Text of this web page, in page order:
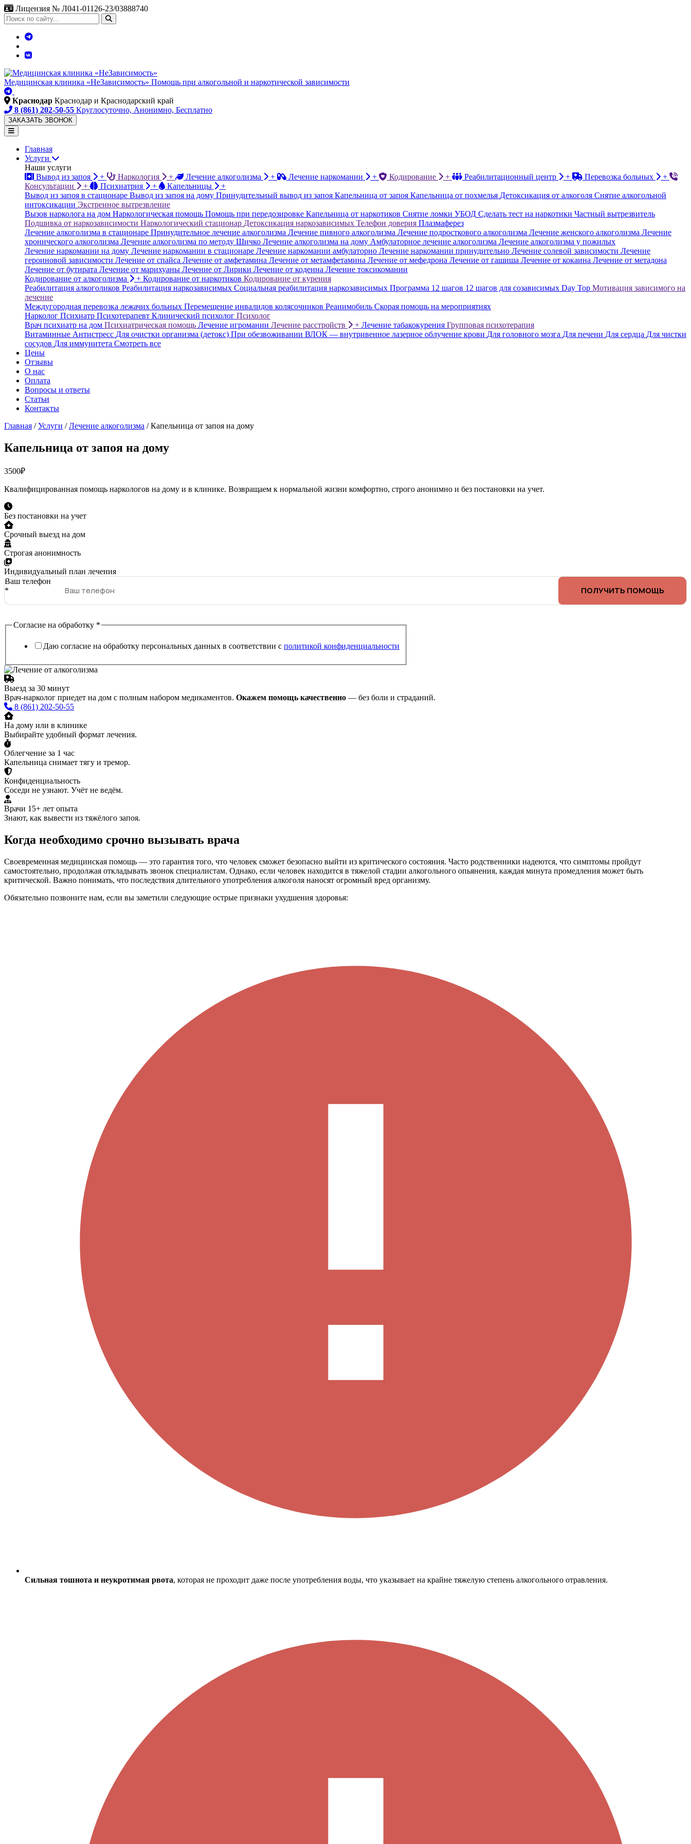
Лицензия № Л041-01126-23/03888740
Поиск
по
сайту
Медицинская клиника «НеЗависимость» Помощь при алкогольной и наркотической зависимости
Краснодар Краснодар и Краснодарский край
8 (861) 202-50-55 Круглосуточно, Анонимно, Бесплатно
ЗАКАЗАТЬ ЗВОНОК
Главная
Услуги
Наши услуги
Вывод из запоя
+ Наркология + Лечение алкоголизма + Лечение наркомании + Кодирование + Реабилитационный центр + Перевозка больных
+
Консультации
+ Психиатрия + Капельницы
+
Вывод из запоя в стационаре Вывод из запоя на дому Принудительный вывод из запоя Капельница от запоя Капельница от похмелья Детоксикация от алкоголя Снятие алкогольной
интоксикации Экстренное вытрезвление
Вызов нарколога на дом Наркологическая помощь Помощь при передозировке Капельница от наркотиков Снятие ломки УБОД Сделать тест на наркотики Частный вытрезвитель
Подшивка от наркозависимости Наркологический стационар Детоксикация наркозависимых Телефон доверия Плазмаферез
Лечение алкоголизма в стационаре Принудительное лечение алкоголизма Лечение пивного алкоголизма Лечение подросткового алкоголизма Лечение женского алкоголизма Лечение
хронического алкоголизма Лечение алкоголизма по методу Шичко Лечение алкоголизма на дому Амбулаторное лечение алкоголизма Лечение алкоголизма у пожилых
Лечение наркомании на дому Лечение наркомании в стационаре Лечение наркомании амбулаторно Лечение наркомании принудительно Лечение солевой зависимости Лечение
героиновой зависимости Лечение от спайса Лечение от амфетамина Лечение от метамфетамина Лечение от мефедрона Лечение от гашиша Лечение от кокаина Лечение от метадона
Лечение от бутирата Лечение от марихуаны Лечение от Лирики Лечение от кодеина Лечение токсикомании
Кодирование от алкоголизма
+ Кодирование от наркотиков Кодирование от курения
Реабилитация алкоголиков Реабилитация наркозависимых Социальная реабилитация наркозависимых Программа 12 шагов 12 шагов для созависимых Day Top Мотивация зависимого на
лечение
Междугородная перевозка лежачих больных Перемещение инвалидов колясочников Реанимобиль Скорая помощь на мероприятиях
Нарколог Психиатр Психотерапевт Клинический психолог Психолог
Врач психиатр на дом Психиатрическая помощь Лечение игромании Лечение расстройств + Лечение табакокурения Групповая психотерапия
Витаминные Антистресс Для очистки организма (детокс) При обезвоживании ВЛОК — внутривенное лазерное облучение крови Для головного мозга Для печени Для сердца Для чистки
сосудов Для иммунитета Смотреть все
Цены
Отзывы
О нас
Оплата
Вопросы и ответы
Статьи
Контакты
Главная /Услуги /Лечение алкоголизма /Капельница от запоя на дому
Капельница от запоя на дому
3500₽
Квалифицированная помощь наркологов на дому и в клинике. Возвращаем к нормальной жизни комфортно, строго анонимно и без постановки на учет.
Без постановки на учет
Срочный выезд на дом
Строгая анонимность
Индивидуальный план лечения
Ваш телефон
*
Согласие на обработку *
Даю согласие на обработку персональных данных в соответствии с политикой конфиденциальности
ПОЛУЧИТЬ ПОМОЩЬ
Выезд за 30 минут
Врач-нарколог приедет на дом с полным набором медикаментов. Окажем помощь качественно — без боли и страданий.
8 (861) 202-50-55
На дому или в клинике
Выбирайте удобный формат лечения.
Облегчение за 1 час
Капельница снимает тягу и тремор.
Конфиденциальность
Соседи не узнают. Учёт не ведём.
Врачи 15+ лет опыта
Знают, как вывести из тяжёлого запоя.
Когда необходимо срочно вызывать врача
Своевременная медицинская помощь — это гарантия того, что человек сможет безопасно выйти из критического состояния. Часто родственники надеются, что симптомы пройдут
самостоятельно, продолжая откладывать звонок специалистам. Однако, если человек находится в тяжелой стадии алкогольного опьянения, каждая минута промедления может быть
критической. Важно понимать, что последствия длительного употребления алкоголя наносят огромный вред организму.
Обязательно позвоните нам, если вы заметили следующие острые признаки ухудшения здоровья:
Сильная тошнота и неукротимая рвота, которая не проходит даже после употребления воды, что указывает на крайне тяжелую степень алкогольного отравления.